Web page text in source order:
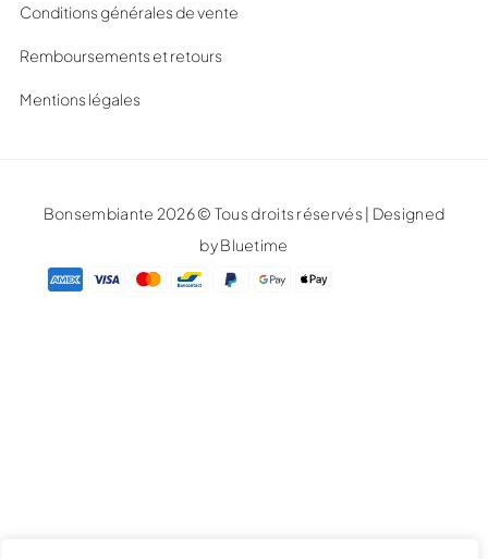
Conditions générales de vente
Remboursements et retours
Mentions légales
Bonsembiante 2026 © Tous droits réservés | Designed
by Bluetime